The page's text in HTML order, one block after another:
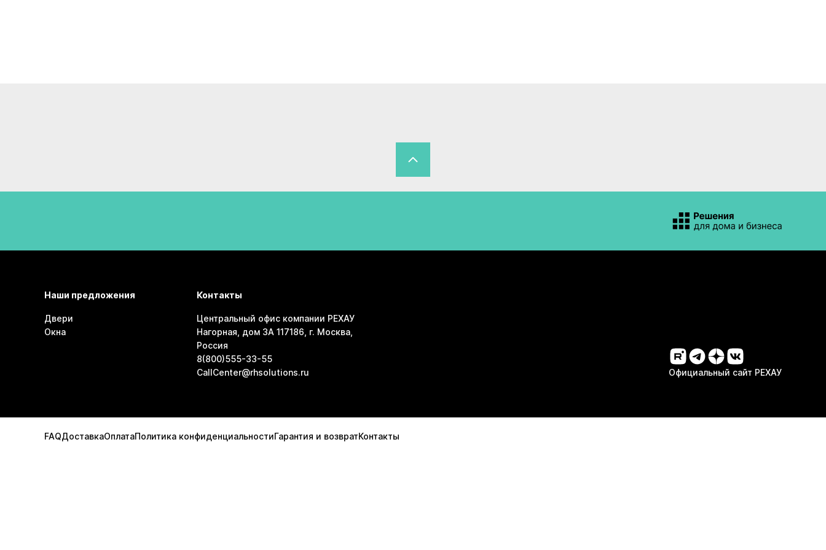
Наши предложения
Двери
Окна
Контакты
Центральный офис компании РЕХАУ
Нагорная, дом 3А 117186, г. Москва,
Россия
8(800)555-33-55
CallCenter@rhsolutions.ru
Официальный сайт РЕХАУ
FAQДоставкаОплатаПолитика конфиденциальностиГарантия и возвратКонтакты